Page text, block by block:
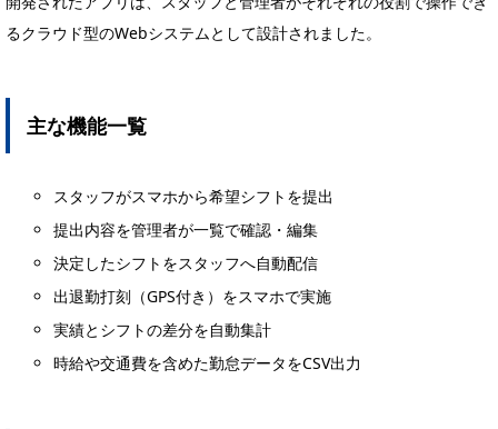
るクラウド型のWebシステムとして設計されました。
主な機能一覧
スタッフがスマホから希望シフトを提出
提出内容を管理者が一覧で確認・編集
決定したシフトをスタッフへ自動配信
出退勤打刻（GPS付き）をスマホで実施
実績とシフトの差分を自動集計
時給や交通費を含めた勤怠データをCSV出力